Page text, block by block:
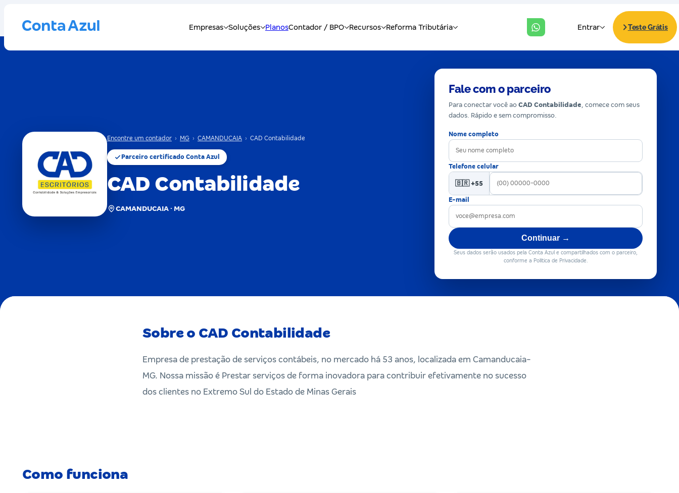
Encontre um contador › MG › CAMANDUCAIA › CAD Contabilidade
Parceiro certificado Conta Azul
CAD Contabilidade
CAMANDUCAIA · MG
Fale com o parceiro
Para conectar você ao CAD Contabilidade, comece com seus
dados. Rápido e sem compromisso.
Nome completo
Telefone celular
🇧🇷 +55
E-mail
Continuar →
Seus dados serão usados pela Conta Azul e compartilhados com o parceiro,
conforme a Política de Privacidade.
Sobre o CAD Contabilidade
Empresa de prestação de serviços contábeis, no mercado há 53 anos, localizada em Camanducaia-
MG. Nossa missão é Prestar serviços de forma inovadora para contribuir efetivamente no sucesso
dos clientes no Extremo Sul do Estado de Minas Gerais
Como funciona